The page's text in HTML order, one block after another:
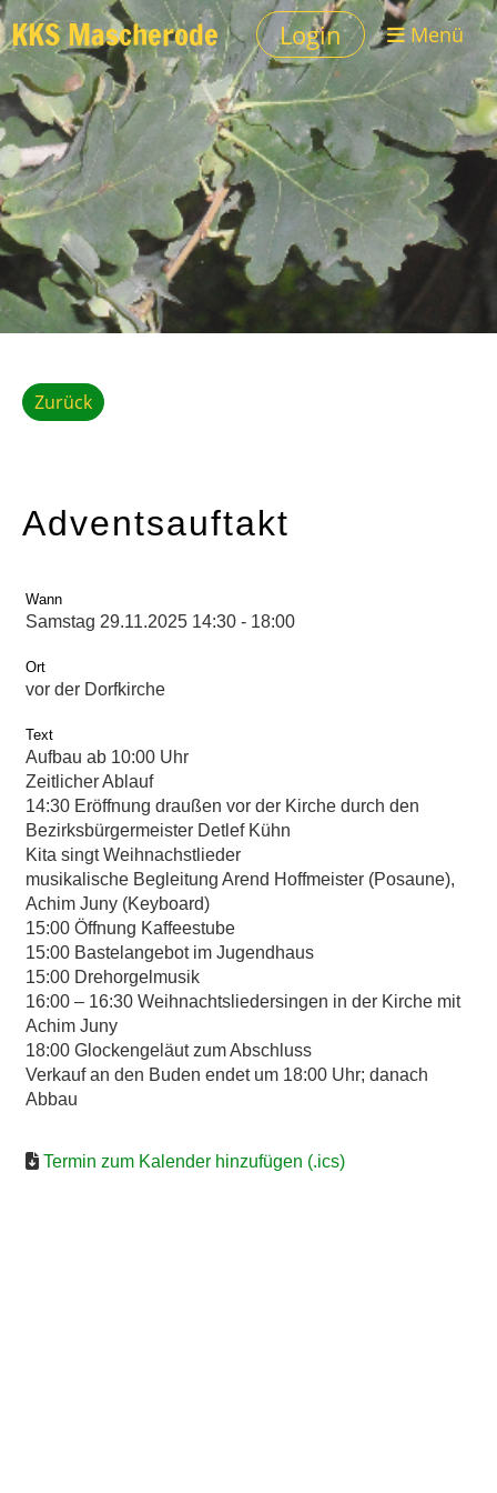
KKS Mascherode Login Menü
Zurück
Adventsauftakt
Wann
Samstag 29.11.2025 14:30 - 18:00
Ort
vor der Dorfkirche
Text
Aufbau ab 10:00 Uhr
Zeitlicher Ablauf
14:30 Eröffnung draußen vor der Kirche durch den
Bezirksbürgermeister Detlef Kühn
Kita singt Weihnachstlieder
musikalische Begleitung Arend Hoffmeister (Posaune),
Achim Juny (Keyboard)
15:00 Öffnung Kaffeestube
15:00 Bastelangebot im Jugendhaus
15:00 Drehorgelmusik
16:00 – 16:30 Weihnachtsliedersingen in der Kirche mit
Achim Juny
18:00 Glockengeläut zum Abschluss
Verkauf an den Buden endet um 18:00 Uhr; danach
Abbau
Termin zum Kalender hinzufügen (.ics)